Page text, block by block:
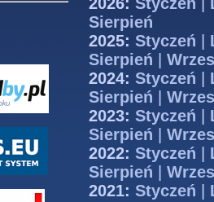
Sierpień
2025: Styczeń
Sierpień
2024: Styczeń
Sierpień
2023: Styczeń
Sierpień
2022: Styczeń
Sierpień
2021: Styczeń